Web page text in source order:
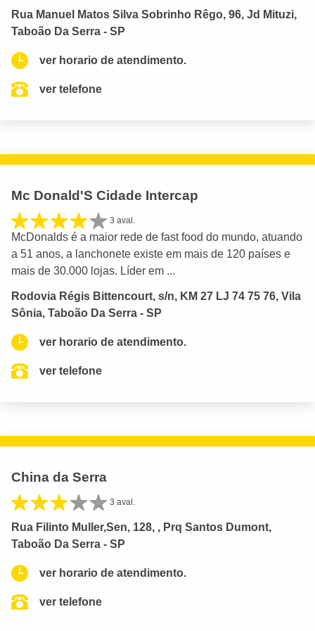
Rua Manuel Matos Silva Sobrinho Rêgo, 96, Jd Mituzi,
Taboão Da Serra - SP
ver horario de atendimento.
ver telefone
Mc Donald'S Cidade Intercap
3 aval.
McDonalds é a maior rede de fast food do mundo, atuando
a 51 anos, a lanchonete existe em mais de 120 países e
mais de 30.000 lojas. Líder em ...
Rodovia Régis Bittencourt, s/n, KM 27 LJ 74 75 76, Vila
Sônia, Taboão Da Serra - SP
ver horario de atendimento.
ver telefone
China da Serra
3 aval.
Rua Filinto Muller,Sen, 128, , Prq Santos Dumont,
Taboão Da Serra - SP
ver horario de atendimento.
ver telefone